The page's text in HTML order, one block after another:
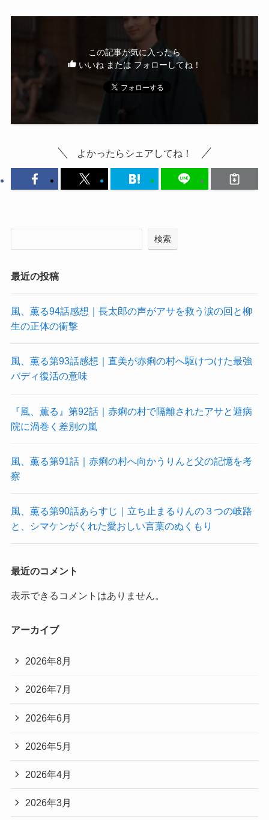
この記事が気に入ったら
いいね または フォローしてね！
よかったらシェアしてね！
検索
最近の投稿
風、薫る94話感想｜長太郎の声がアサを救う涙の回と柳
生の正体の衝撃
風、薫る第93話感想｜直美が赤痢の村へ駆けつけた最強
バディ復活の意味
『風、薫る』第92話｜赤痢の村で隔離されたアサと避病
院に渦巻く差別の嵐
風、薫る第91話｜赤痢の村へ向かうりんと父の記憶を考
察
風、薫る第90話あらすじ｜立ち止まるりんの３つの岐路
と、シマケンがくれた愛おしい言葉のぬくもり
最近のコメント
表示できるコメントはありません。
アーカイブ
2026年8月
2026年7月
2026年6月
2026年5月
2026年4月
2026年3月